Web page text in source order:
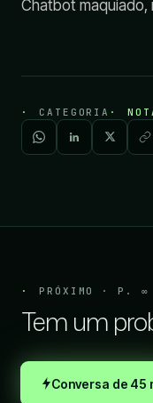
Chatbot maquiado,
CATEGORIA
Iniciar projeto
PRÓXIMO · P. ∞
Tem um
Conversa de 45